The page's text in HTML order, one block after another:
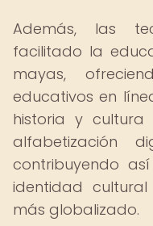
Además, las
facilitado la
mayas,
educativos en
historia y
alfabetización
contribuyendo
identidad
más globalizado.